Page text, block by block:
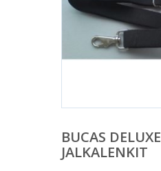
BUCAS DELUXE
JALKALENKIT